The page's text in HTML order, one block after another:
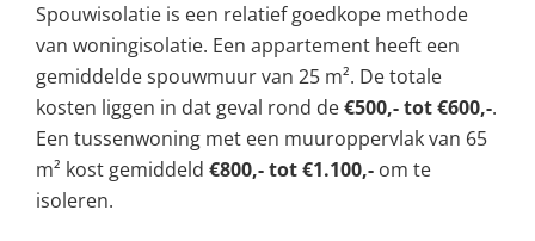
Spouwisolatie is een relatief goedkope methode
van woningisolatie. Een appartement heeft een
gemiddelde spouwmuur van 25 m². De totale
kosten liggen in dat geval rond de€500,- tot €600,-.
Een tussenwoning met een muuroppervlak van 65
m² kost gemiddeld €800,- tot €1.100,- om te
isoleren.